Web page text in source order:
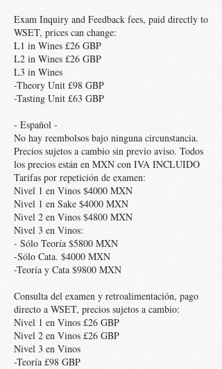
Exam Inquiry and Feedback fees, paid directly to
WSET, prices can change:
L1 in Wines £26 GBP
L2 in Wines £26 GBP
L3 in Wines
-Theory Unit £98 GBP
-Tasting Unit £63 GBP
- Español -
No hay reembolsos bajo ninguna circunstancia.
Precios sujetos a cambio sin previo aviso. Todos
los precios están en MXN con IVA INCLUIDO
Tarifas por repetición de examen:
Nivel 1 en Vinos $4000 MXN
Nivel 1 en Sake $4000 MXN
Nivel 2 en Vinos $4800 MXN
Nivel 3 en Vinos:
- Sólo Teoría $5800 MXN
-Sólo Cata. $4000 MXN
-Teoría y Cata $9800 MXN
Consulta del examen y retroalimentación, pago
directo a WSET, precios sujetos a cambio:
Nivel 1 en Vinos £26 GBP
Nivel 2 en Vinos £26 GBP
Nivel 3 en Vinos
-Teoría £98 GBP